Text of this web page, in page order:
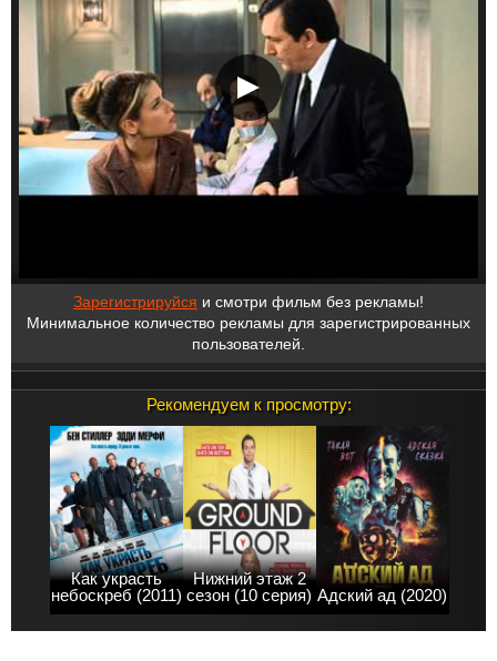
Зарегистрируйся и смотри фильм без рекламы!
Минимальное количество рекламы для зарегистрированных
пользователей.
Рекомендуем к просмотру:
Как украсть
небоскреб (2011)
Нижний этаж 2
сезон (10 серия) Адский ад (2020)